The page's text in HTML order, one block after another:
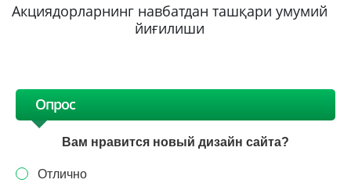
Акциядорларнинг навбатдан ташқари умумий
йиғилиши
Опрос
Вам нравится новый дизайн сайта?
Отлично